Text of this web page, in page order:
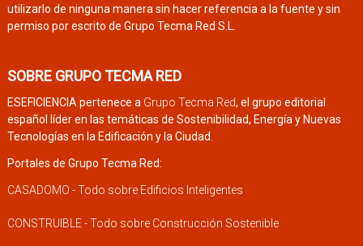
utilizarlo de ninguna manera sin hacer referencia a la fuente y sin
permiso por escrito de Grupo Tecma Red S.L.
SOBRE GRUPO TECMA RED
ESEFICIENCIA pertenece a Grupo Tecma Red, el grupo editorial
español líder en las temáticas de Sostenibilidad, Energía y Nuevas
Tecnologías en la Edificación y la Ciudad.
Portales de Grupo Tecma Red:
CASADOMO - Todo sobre Edificios Inteligentes
CONSTRUIBLE - Todo sobre Construcción Sostenible